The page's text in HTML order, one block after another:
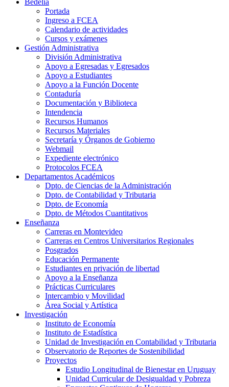
Bedelía
Portada
Ingreso a FCEA
Calendario de actividades
Cursos y exámenes
Gestión Administrativa
División Administrativa
Apoyo a Egresadas y Egresados
Apoyo a Estudiantes
Apoyo a la Función Docente
Contaduría
Documentación y Biblioteca
Intendencia
Recursos Humanos
Recursos Materiales
Secretaría y Órganos de Gobierno
Webmail
Expediente electrónico
Protocolos FCEA
Departamentos Académicos
Dpto. de Ciencias de la Administración
Dpto. de Contabilidad y Tributaria
Dpto. de Economía
Dpto. de Métodos Cuantitativos
Enseñanza
Carreras en Montevideo
Carreras en Centros Universitarios Regionales
Posgrados
Educación Permanente
Estudiantes en privación de libertad
Apoyo a la Enseñanza
Prácticas Curriculares
Intercambio y Movilidad
Área Social y Artística
Investigación
Instituto de Economía
Instituto de Estadística
Unidad de Investigación en Contabilidad y Tributaria
Observatorio de Reportes de Sostenibilidad
Proyectos
Estudio Longitudinal de Bienestar en Uruguay
Unidad Curricular de Desigualdad y Pobreza